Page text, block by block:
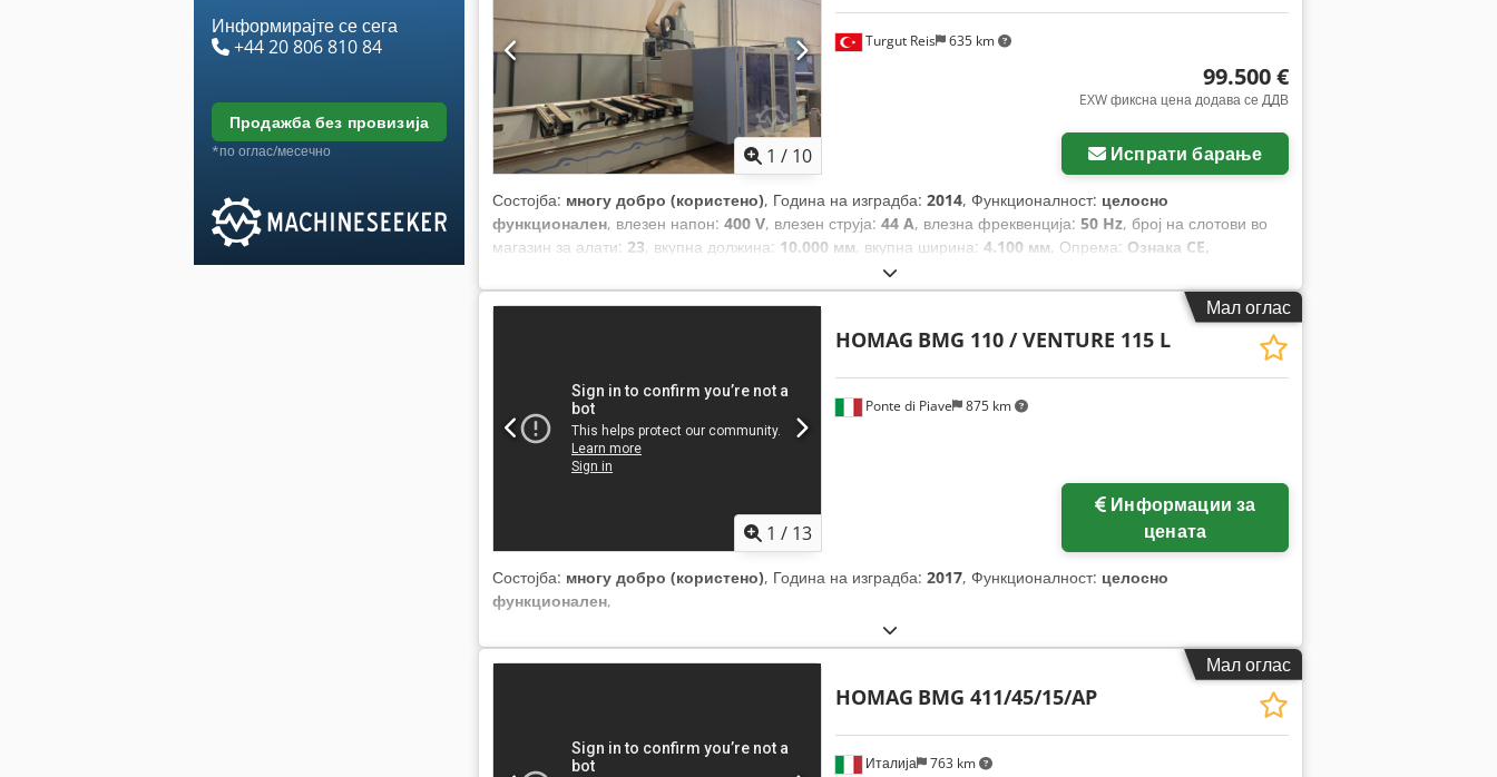
Информирајте се сега
+44 20 806 810 84
продажба без провизија
*по оглас/месечно 1 / 10
Turgut Reis 635 km
99.500 €
EXW фиксна цена додава се ДДВ
Испрати барање
Состојба: многу добро (користено), Година на изградба: 2014, Функционалност: целосно
функционален, влезен напон: 400 V, влезен струја: 44 A, влезна фреквенција: 50 Hz, број на слотови во
магазин за алати: 23, вкупна должина: 10.000 мм, вкупна ширина: 4.100 мм, Опрема: Ознака CE,
Мал оглас
1 / 13
Ponte di Piave 875 km
HOMAG BMG 110 / VENTURE 115 L
цената
Состојба: многу добро (користено), Година на изградба: 2017, Функционалност: целосно
функционален,
Мал оглас
Италија 763 km
HOMAG BMG 411/45/15/AP